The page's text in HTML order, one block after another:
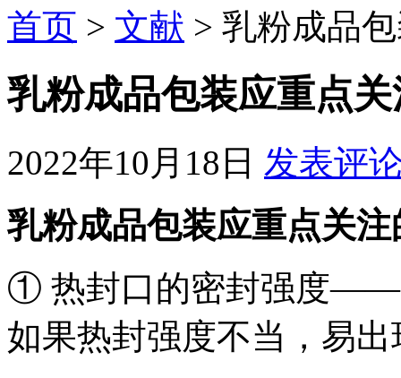
首页 > 文献 > 乳粉成品
乳粉成品包装应重点
2022年10月18日 发表评
乳粉成品包装应重点关
① 热封口的密封强度——
如果热封强度不当，易